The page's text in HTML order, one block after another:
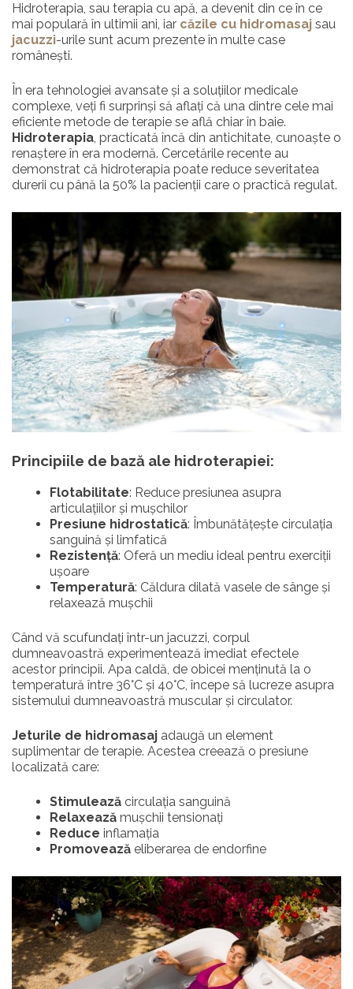
Hidroterapia, sau terapia cu apă, a devenit din ce în ce
mai populară în ultimii ani, iar căzile cu hidromasaj sau
jacuzzi-urile sunt acum prezente în multe case
românești.
În era tehnologiei avansate și a soluțiilor medicale
complexe, veți fi surprinși să aflați că una dintre cele mai
eficiente metode de terapie se află chiar în baie.
Hidroterapia, practicată încă din antichitate, cunoaște o
renaștere în era modernă. Cercetările recente au
demonstrat că hidroterapia poate reduce severitatea
durerii cu până la 50% la pacienții care o practică regulat.
Principiile de bază ale hidroterapiei:
Flotabilitate: Reduce presiunea asupra
articulațiilor și mușchilor
Presiune hidrostatică: Îmbunătățește circulația
sanguină și limfatică
Rezistență: Oferă un mediu ideal pentru exerciții
ușoare
Temperatură: Căldura dilată vasele de sânge și
relaxează mușchii
Când vă scufundați într-un jacuzzi, corpul
dumneavoastră experimentează imediat efectele
acestor principii. Apa caldă, de obicei menținută la o
temperatură între 36°C și 40°C, începe să lucreze asupra
sistemului dumneavoastră muscular și circulator.
Jeturile de hidromasaj adaugă un element
suplimentar de terapie. Acestea creează o presiune
localizată care:
Stimulează circulația sanguină
Relaxează mușchii tensionați
Reduce inflamația
Promovează eliberarea de endorfine